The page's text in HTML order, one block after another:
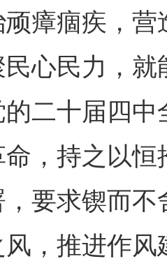
瘴痼疾，
心民力，
二十届四
，持之以
要求锲而
，推进作